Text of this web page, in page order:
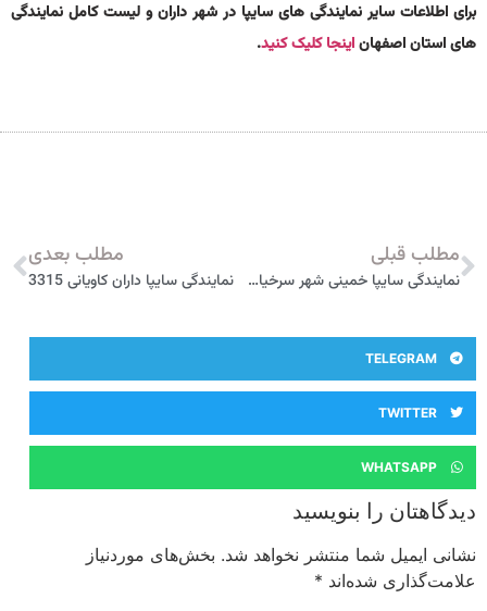
برای اطلاعات سایر نمایندگی های سایپا در شهر داران و لیست کامل نمایندگی
های استان اصفهاناینجا کلیک کنید.
مطلب قبلی
نمایندگی سایپا خمینی شهر سرخیان 3327
مطلب بعدی
نمایندگی سایپا داران کاویانی 3315
TELEGRAM
TWITTER
WHATSAPP
دیدگاهتان را بنویسید
نشانی ایمیل شما منتشر نخواهد شد. بخش‌های موردنیاز
علامت‌گذاری شده‌اند*